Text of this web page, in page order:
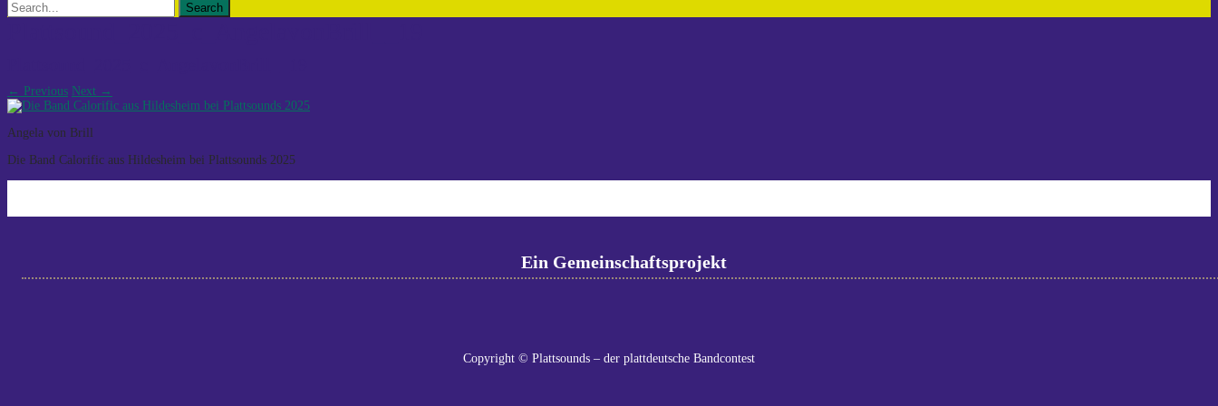
Search
for:
← Previous Next →
Angela von Brill
Die Band Calorific aus Hildesheim bei Plattsounds 2025
Ein Gemeinschaftsprojekt
Copyright © Plattsounds – der plattdeutsche Bandcontest